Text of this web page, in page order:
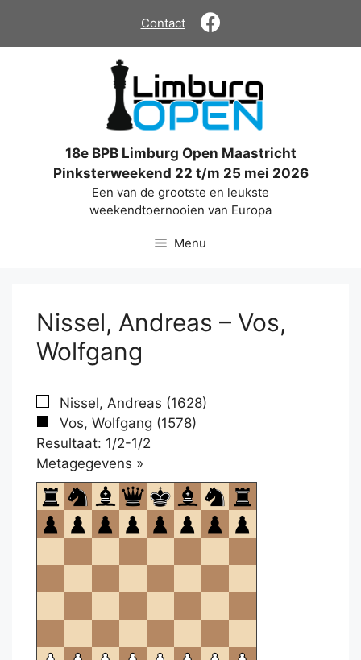
de
Contact
18e BPB Limburg Open Maastricht
Pinksterweekend 22 t/m 25 mei 2026
Een van de grootste en leukste
weekendtoernooien van Europa
Menu
Nissel, Andreas – Vos,
Wolfgang
Nissel, Andreas (1628)
Vos, Wolfgang (1578)
Resultaat: 1/2-1/2
Metagegevens »
om
te
openen.